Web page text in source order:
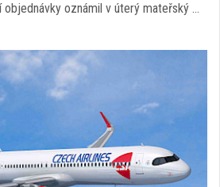
objednávky oznámil v úterý mateřský …